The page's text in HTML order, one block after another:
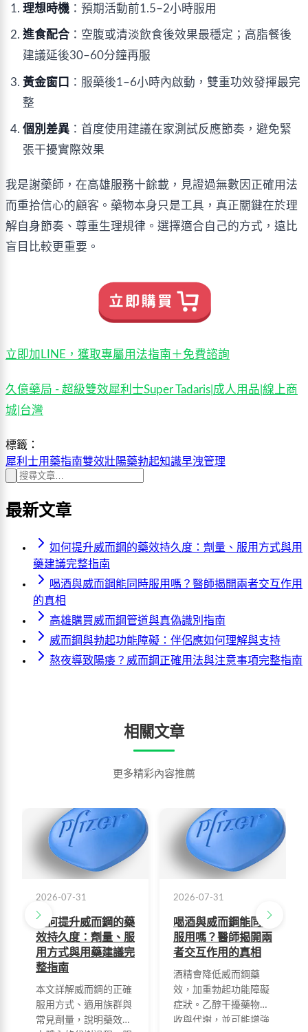
理想時機 ：預期活動前1.5–2小時服用
進食配合 ：空腹或清淡飲食後效果最穩定；高脂餐後
建議延後30–60分鐘再服
黃金窗口 ：服藥後1–6小時內啟動，雙重功效發揮最完
整
個別差異 ：首度使用建議在家測試反應節奏，避免緊
張干擾實際效果
我是謝藥師，在高雄服務十餘載，見證過無數因正確用法
而重拾信心的顧客。藥物本身只是工具，真正關鍵在於理
解自身節奏、尊重生理規律。選擇適合自己的方式，遠比
盲目比較更重要。
立即加LINE，獲取專屬用法指南＋免費諮詢
久億藥局 - 超級雙效犀利士Super Tadaris|成人用品|線上商
城|台灣
標籤：
犀利士用藥指南雙效壯陽藥勃起知識早洩管理
最新文章
如何提升威而鋼的藥效持久度：劑量、服用方式與用
藥建議完整指南
喝酒與威而鋼能同時服用嗎？醫師揭開兩者交互作用
的真相
高雄購買威而鋼管道與真偽識別指南
威而鋼與勃起功能障礙：伴侶應如何理解與支持
熬夜導致陽痿？威而鋼正確用法與注意事項完整指南
相關文章
更多精彩內容推薦
2026-07-31
如何提升威而鋼的藥
效持久度：劑量、服
用方式與用藥建議完
整指南
本文詳解威而鋼的正確
服用方式、適用族群與
常見劑量，說明藥效在
2026-07-31
喝酒與威而鋼能同時
服用嗎？醫師揭開兩
者交互作用的真相
酒精會降低威而鋼藥
效，加重勃起功能障礙
症狀。乙醇干擾藥物吸
收與代謝，並可能增強